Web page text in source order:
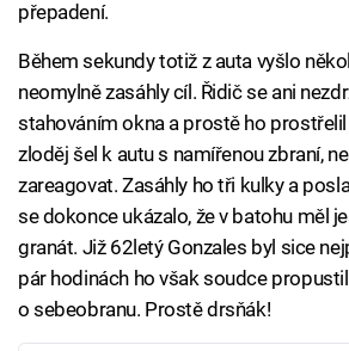
přepadení.
Během sekundy totiž z auta vyšlo
neomylně zasáhly cíl. Řidič se ani
stahováním okna a prostě ho
zloděj šel k autu s namířenou zbraní,
zareagovat. Zasáhly ho tři kulky a
se dokonce ukázalo, že v batohu měl
granát. Již 62letý Gonzales byl sice
pár hodinách ho však soudce
o sebeobranu. Prostě drsňák!